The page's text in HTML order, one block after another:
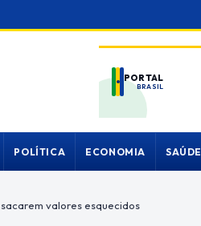
PORTAL
BRASIL
POLÍTICA ECONOMIA SAÚDE
valores esquecidos